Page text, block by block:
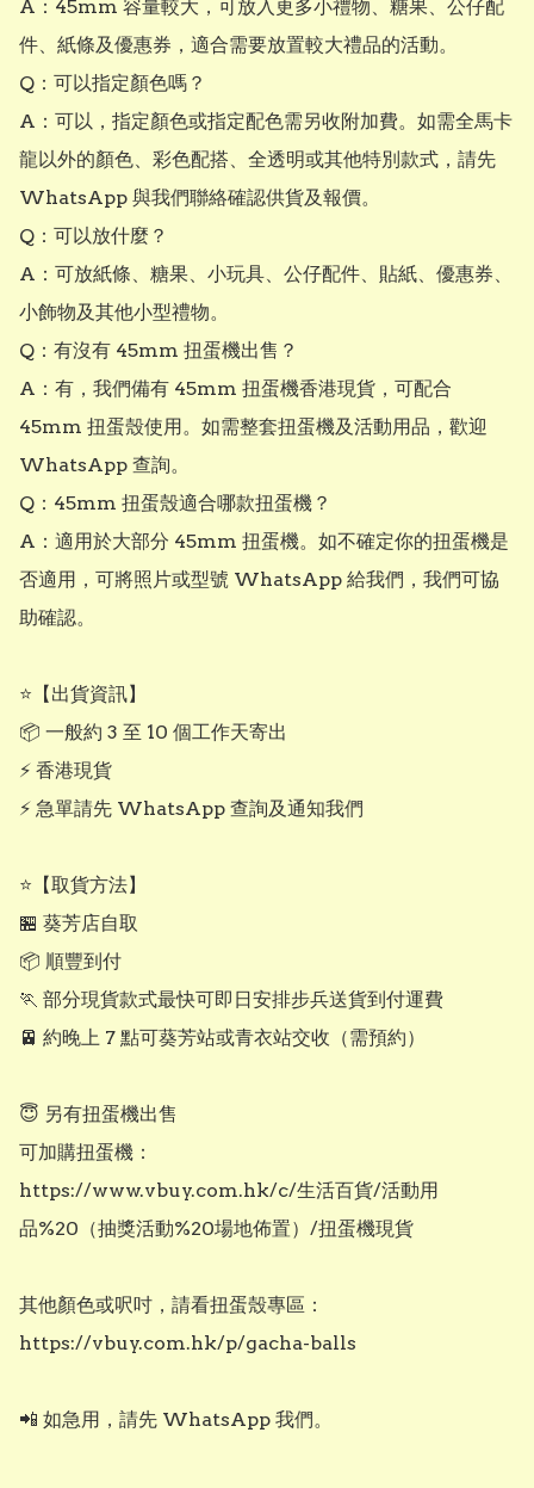
A：45mm 容量較大，可放入更多小禮物、糖果、公仔配
件、紙條及優惠券，適合需要放置較大禮品的活動。
Q：可以指定顏色嗎？
A：可以，指定顏色或指定配色需另收附加費。如需全馬卡
龍以外的顏色、彩色配搭、全透明或其他特別款式，請先
WhatsApp 與我們聯絡確認供貨及報價。
Q：可以放什麼？
A：可放紙條、糖果、小玩具、公仔配件、貼紙、優惠券、
小飾物及其他小型禮物。
Q：有沒有 45mm 扭蛋機出售？
A：有，我們備有 45mm 扭蛋機香港現貨，可配合
45mm 扭蛋殼使用。如需整套扭蛋機及活動用品，歡迎
WhatsApp 查詢。
Q：45mm 扭蛋殼適合哪款扭蛋機？
A：適用於大部分 45mm 扭蛋機。如不確定你的扭蛋機是
否適用，可將照片或型號 WhatsApp 給我們，我們可協
助確認。
⭐【出貨資訊】
📦 一般約 3 至 10 個工作天寄出
⚡ 香港現貨
⚡ 急單請先 WhatsApp 查詢及通知我們
⭐【取貨方法】
🏪 葵芳店自取
📦 順豐到付
🏃 部分現貨款式最快可即日安排步兵送貨到付運費
🚈 約晚上 7 點可葵芳站或青衣站交收（需預約）
😇 另有扭蛋機出售
可加購扭蛋機：
https://www.vbuy.com.hk/c/生活百貨/活動用
品%20（抽獎活動%20場地佈置）/扭蛋機現貨
其他顏色或呎吋，請看扭蛋殼專區：
https://vbuy.com.hk/p/gacha-balls
📲 如急用，請先 WhatsApp 我們。